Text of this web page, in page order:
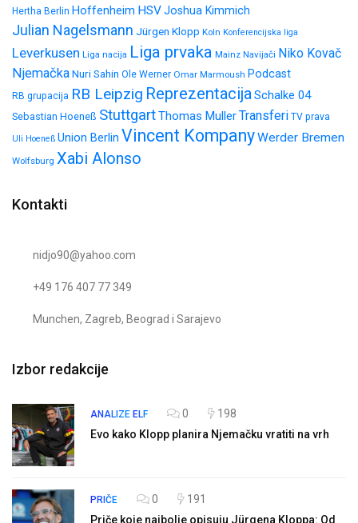
Hertha Berlin Hoffenheim HSVJoshua Kimmich
Julian Nagelsmann Jürgen Klopp Koln Konferencijska liga
Leverkusen Liga nacija Liga prvaka Mainz Navijači Niko Kovač
NjemačkaNuri Sahin Ole Werner Omar Marmoush Podcast
RB grupacija RB Leipzig ReprezentacijaSchalke 04
Sebastian Hoeneß StuttgartThomas MullerTransferi TV prava
Uli Hoeneß Union Berlin Vincent KompanyWerder Bremen
Wolfsburg Xabi Alonso
Kontakti
nidjo90@yahoo.com
+49 176 407 77 349
Munchen, Zagreb, Beograd i Sarajevo
Izbor redakcije
ANALIZE ELF 0
198
Evo kako Klopp planira Njemačku vratiti na vrh
PRIČE 0
191
Priče koje najbolje opisuju Jürgena Kloppa: Od